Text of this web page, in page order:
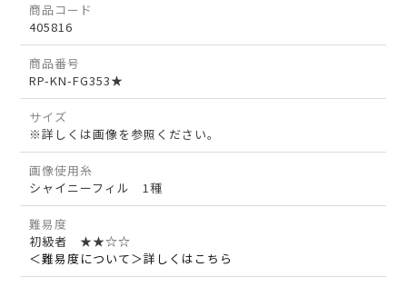
商品コード
405816
商品番号
RP-KN-FG353★
サイズ
※詳しくは画像を参照ください。
画像使用糸
シャイニーフィル 1種
難易度
初級者 ★★☆☆
＜難易度について＞詳しくはこちら